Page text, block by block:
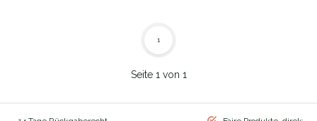
Seite 1 von 1
1